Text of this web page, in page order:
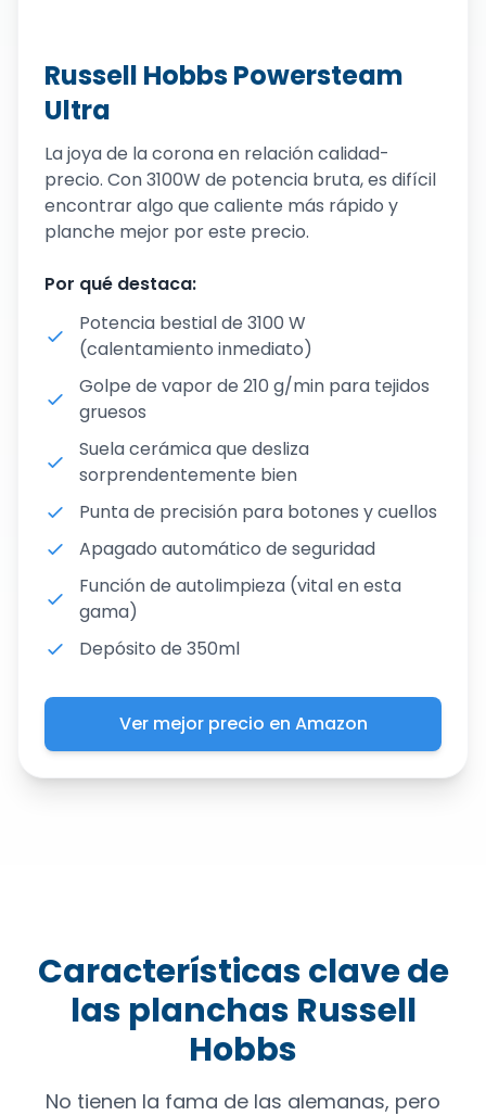
Russell Hobbs Powersteam
Ultra
La joya de la corona en relación calidad-
precio. Con 3100W de potencia bruta, es difícil
encontrar algo que caliente más rápido y
planche mejor por este precio.
Por qué destaca:
Potencia bestial de 3100 W
(calentamiento inmediato)
Golpe de vapor de 210 g/min para tejidos
gruesos
Suela cerámica que desliza
sorprendentemente bien
Punta de precisión para botones y cuellos
Apagado automático de seguridad
Función de autolimpieza (vital en esta
gama)
Depósito de 350ml
Ver mejor precio en Amazon
Características clave de
las planchas Russell
Hobbs
No tienen la fama de las alemanas, pero